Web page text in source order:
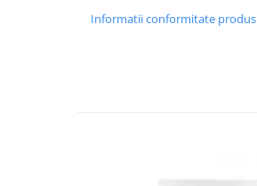
Informatii conformitate produs